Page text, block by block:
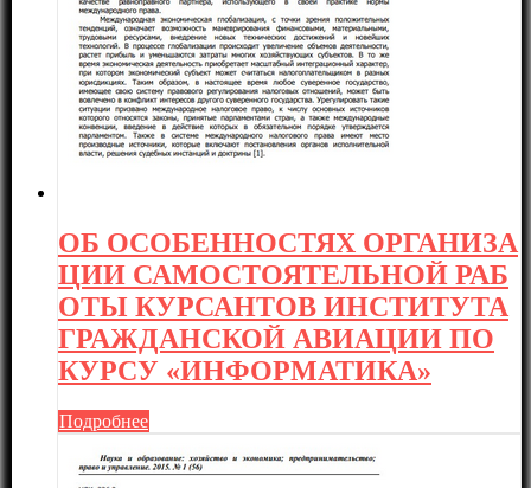
ОБ ОСОБЕННОСТЯХ ОРГАНИЗА
ЦИИ САМОСТОЯТЕЛЬНОЙ РАБ
ОТЫ КУРСАНТОВ ИНСТИТУТА
ГРАЖДАНСКОЙ АВИАЦИИ ПО
КУРСУ «ИНФОРМАТИКА»
Подробнее